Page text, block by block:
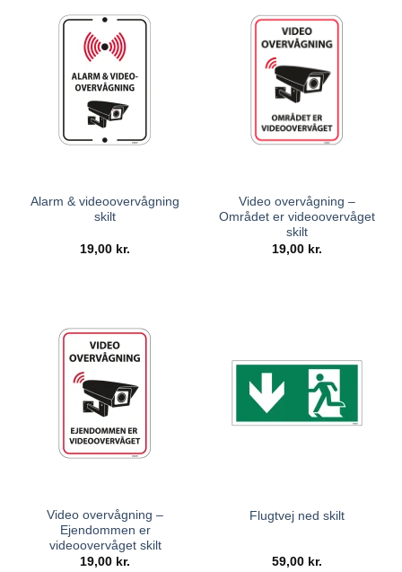
Alarm & videoovervågning
skilt
19,00 kr.
Video overvågning –
Området er videoovervåget
skilt
19,00 kr.
Video overvågning –
Ejendommen er
videoovervåget skilt
19,00 kr.
Flugtvej ned skilt
59,00 kr.